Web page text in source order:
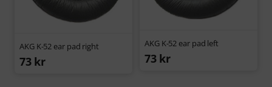
AKG K-52 ear pad right
73 kr
AKG K-52 ear pad left
73 kr